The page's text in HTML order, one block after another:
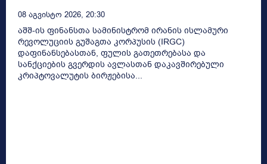
08 Აგვისტო 2026, 20:30
აშშ-ის ფინანსთა სამინისტრომ ირანის ისლამური
რევოლუციის გუშაგთა კორპუსის (IRGC)
დაფინანსებასთან, ფულის გათეთრებასა და
სანქციების გვერდის ავლასთან დაკავშირებული
კრიპტოვალუტის ბირჟებისა...